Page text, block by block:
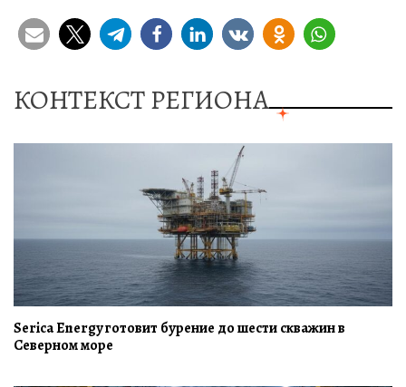
КОНТЕКСТ РЕГИОНА
Serica Energy готовит бурение до шести скважин в
Северном море